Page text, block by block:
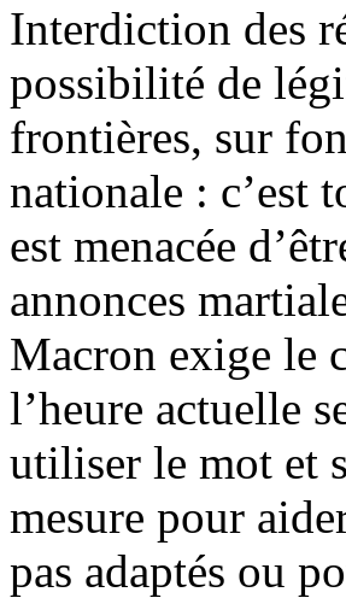
Interdiction des
possibilité de
frontières, sur
nationale : c’est
est menacée
annonces
Macron exige le
l’heure actuelle
utiliser le mot et
mesure pour
pas adaptés ou